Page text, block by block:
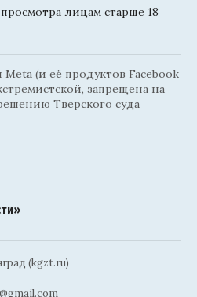
лицам старше 18
(и её продуктов Facebook
запрещена на
Тверского суда
(kgzt.ru)